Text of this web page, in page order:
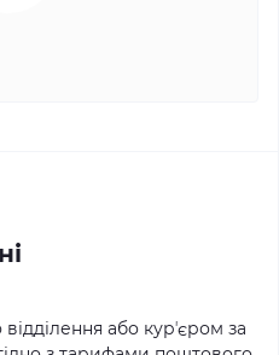
або курʼєром за